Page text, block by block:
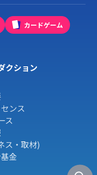
カードゲーム
クション
ンス
ス
ス・取材)
金